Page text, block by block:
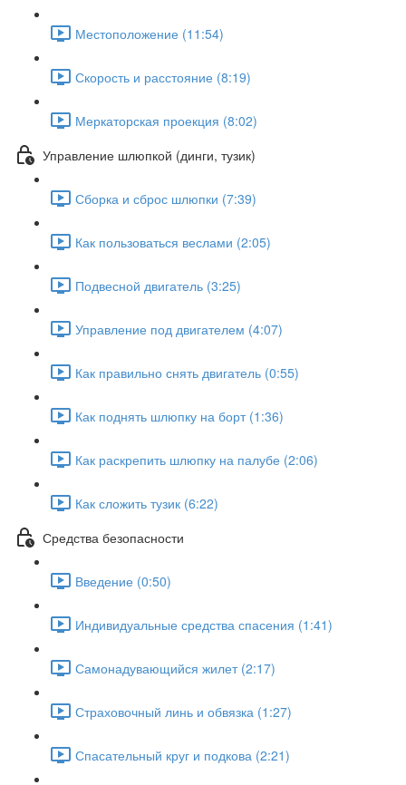
Местоположение (11:54)
Скорость и расстояние (8:19)
Меркаторская проекция (8:02)
Управление шлюпкой (динги, тузик)
Сборка и сброс шлюпки (7:39)
Как пользоваться веслами (2:05)
Подвесной двигатель (3:25)
Управление под двигателем (4:07)
Как правильно снять двигатель (0:55)
Как поднять шлюпку на борт (1:36)
Как раскрепить шлюпку на палубе (2:06)
Как сложить тузик (6:22)
Средства безопасности
Введение (0:50)
Индивидуальные средства спасения (1:41)
Самонадувающийся жилет (2:17)
Страховочный линь и обвязка (1:27)
Спасательный круг и подкова (2:21)